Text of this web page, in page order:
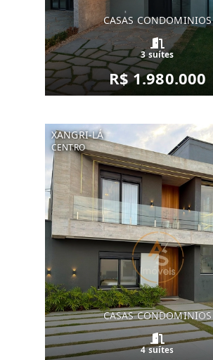
CASAS CONDOMINIOS
3 suítes
R$ 1.980.000
XANGRI-LÁ
CENTRO
CASAS CONDOMINIOS
4 suítes